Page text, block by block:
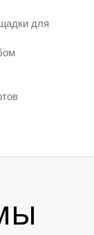
для